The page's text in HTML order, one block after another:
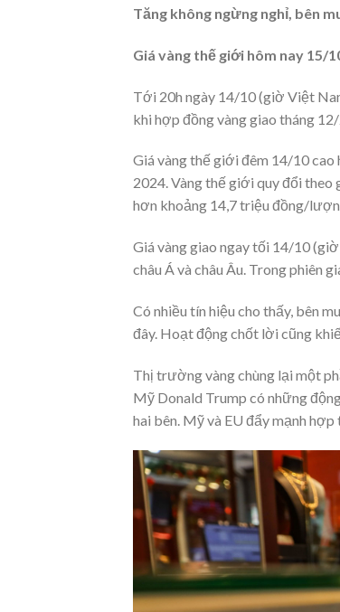
Tăng không ngừng nghỉ, bên
Giá vàng thế giới hôm nay 15/
Tới 20h ngày 14/10 (giờ Việt
khi hợp đồng vàng giao tháng
Giá vàng thế giới đêm 14/10
2024. Vàng thế giới quy đổi theo
hơn khoảng 14,7 triệu đồng/
Giá vàng giao ngay tối 14/10
châu Á và châu Âu. Trong phiên
Có nhiều tín hiệu cho thấy, bên
đây. Hoạt động chốt lời cũng
Thị trường vàng chùng lại một
Mỹ Donald Trump có những
hai bên. Mỹ và EU đẩy mạnh